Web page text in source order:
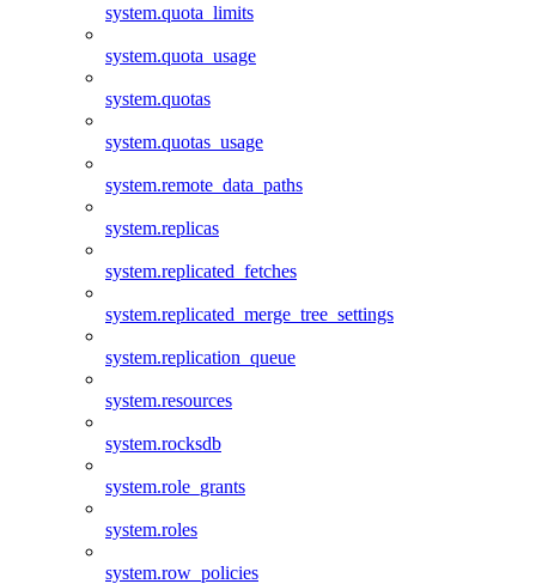
system.quota_limits
system.quota_usage
system.quotas
system.quotas_usage
system.remote_data_paths
system.replicas
system.replicated_fetches
system.replicated_merge_tree_settings
system.replication_queue
system.resources
system.rocksdb
system.role_grants
system.roles
system.row_policies